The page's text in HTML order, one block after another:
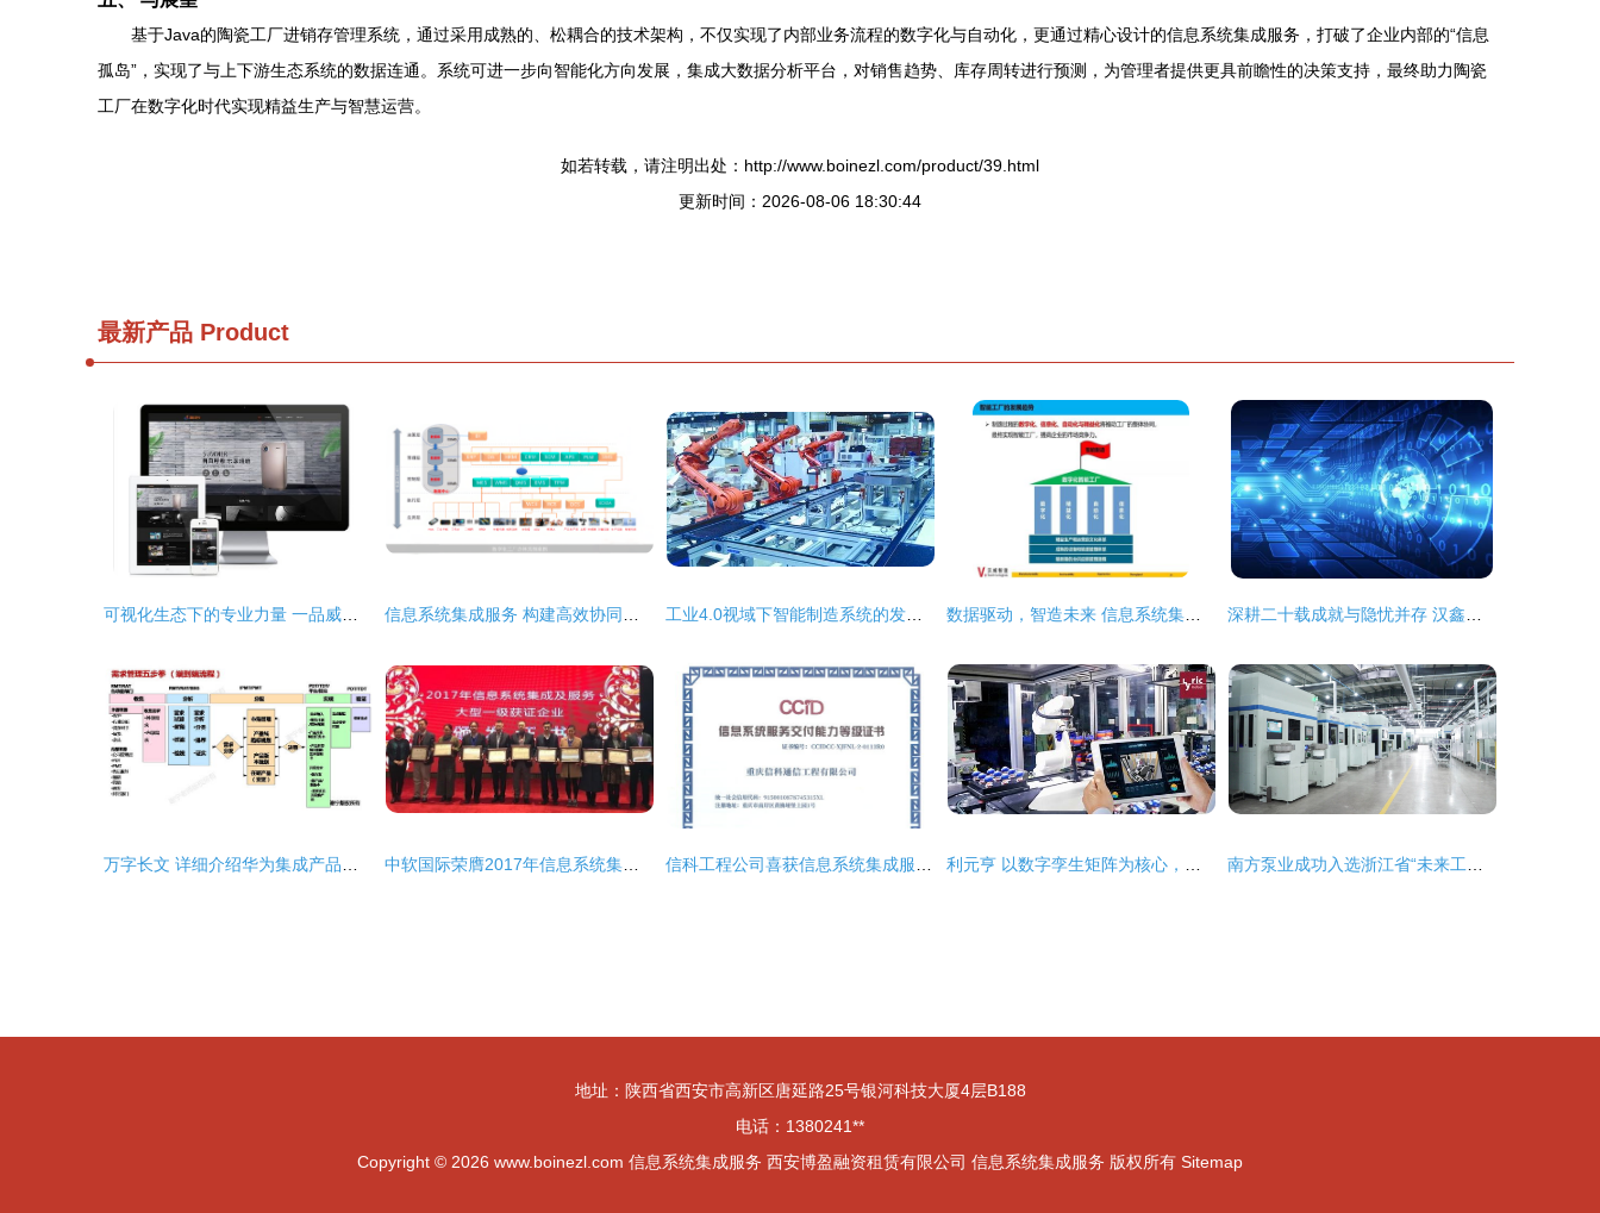
基于Java的陶瓷工厂进销存管理系统，通过采用成熟的、松耦合的技术架构，不仅实现了内部业务流程的数字化与自动化，更通过精心设计的信息系统集成服务，打破了企业内部的“信息
孤岛”，实现了与上下游生态系统的数据连通。系统可进一步向智能化方向发展，集成大数据分析平台，对销售趋势、库存周转进行预测，为管理者提供更具前瞻性的决策支持，最终助力陶瓷
工厂在数字化时代实现精益生产与智慧运营。
如若转载，请注明出处：http://www.boinezl.com/product/39.html
更新时间：2026-08-06 18:30:44
最新产品 Product
地址：陕西省西安市高新区唐延路25号银河科技大厦4层B188
电话：1380241**
Copyright © 2026 www.boinezl.com 信息系统集成服务 西安博盈融资租赁有限公司 信息系统集成服务 版权所有 Sitemap